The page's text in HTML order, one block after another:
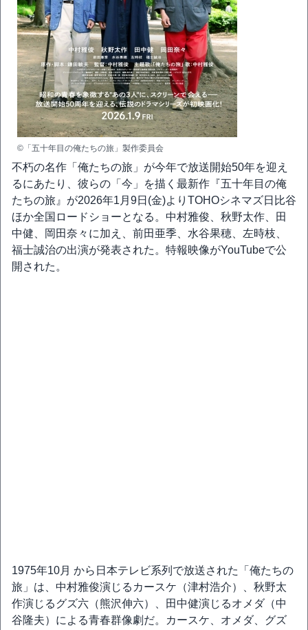
©「五十年目の俺たちの旅」製作委員会
不朽の名作「俺たちの旅」が今年で放送開始50年を迎え
るにあたり、彼らの「今」を描く最新作『五十年目の俺
たちの旅』が2026年1月9日(金)よりTOHOシネマズ日比谷
ほか全国ロードショーとなる。中村雅俊、秋野太作、田
中健、岡田奈々に加え、前田亜季、水谷果穂、左時枝、
福士誠治の出演が発表された。特報映像がYouTubeで公
開された。
1975年10月 から日本テレビ系列で放送された「俺たちの
旅」は、中村雅俊演じるカースケ（津村浩介）、秋野太
作演じるグズ六（熊沢伸六）、田中健演じるオメダ（中
谷隆夫）による青春群像劇だ。カースケ、オメダ、グズ